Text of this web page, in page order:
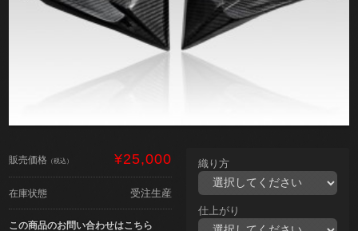
販売価格 （税込） ¥25,000
在庫状態 受注生産
この商品のお問い合わせはこちら
織り方
仕上がり